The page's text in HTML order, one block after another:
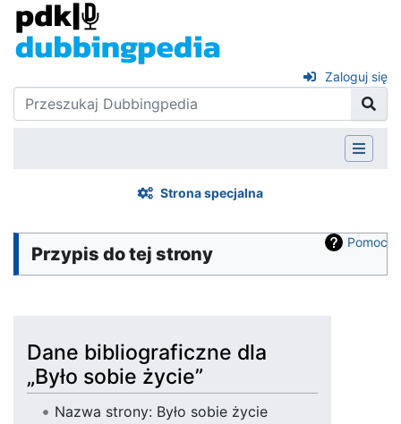
Zaloguj się
Strona specjalna
Pomoc
Przypis do tej strony
Dane bibliograficzne dla
„Było sobie życie”
Nazwa strony: Było sobie życie